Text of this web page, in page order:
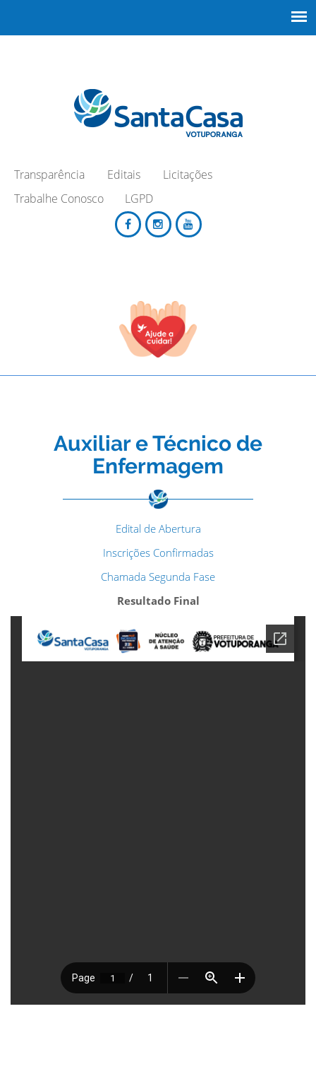
Transparência Editais
Licitações
Trabalhe Conosco
LGPD
Fechar Formulário
Auxiliar e Técnico de
Enfermagem
Edital de Abertura
Inscrições Confirmadas
Chamada Segunda Fase
Resultado Final